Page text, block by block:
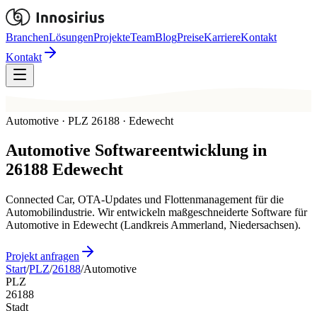
BranchenLösungenProjekteTeamBlogPreiseKarriereKontakt
Kontakt
Automotive · PLZ 26188 · Edewecht
Automotive Softwareentwicklung in
26188 Edewecht
Connected Car, OTA-Updates und Flottenmanagement für die
Automobilindustrie. Wir entwickeln maßgeschneiderte Software für
Automotive in Edewecht (Landkreis Ammerland, Niedersachsen).
Projekt anfragen
Start/PLZ/26188/Automotive
PLZ
26188
Stadt